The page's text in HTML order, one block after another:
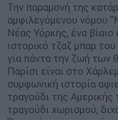
Την παραμονή της
αμφιλεγόμενου νόμου
Νέας Υόρκης, ένα βίαιο
ιστορικό τζαζ μπαρ
για πάντα την ζωή των
Παρίσι είναι στο
συμφωνική ιστορία
τραγούδι της
τραγούδι χωρισμού,